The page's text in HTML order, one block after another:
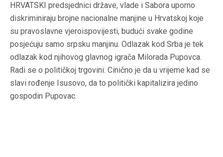
HRVATSKI predsjednici države, vlade i Sabora uporno
diskriminiraju brojne nacionalne manjine u Hrvatskoj koje
su pravoslavne vjeroispovijesti, budući svake godine
posjećuju samo srpsku manjinu. Odlazak kod Srba je tek
odlazak kod njihovog glavnog igrača Milorada Pupovca.
Radi se o političkoj trgovini. Cinično je da u vrijeme kad se
slavi rođenje Isusovo, da to politički kapitalizira jedino
gospodin Pupovac.